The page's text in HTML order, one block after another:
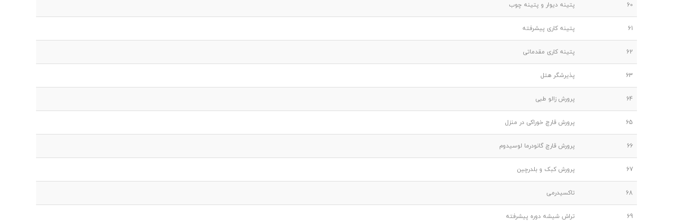
60 پتینه دیوار و پتینه چوب
61 پتینه کاری پیشرفته
62 پتینه کاری مقدماتی
63 پذیرشگر هتل
64 پرورش زالو طبی
65 پرورش قارچ خوراکی در منزل
66 پرورش قارچ گانودرما لوسیدوم
67 پرورش کبک و بلدرچین
68 تاکسیدرمی
69 تراش شیشه دوره پیشرفته